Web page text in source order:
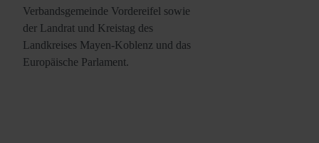
Verbandsgemeinde Vordereifel sowie
der Landrat und Kreistag des
Landkreises Mayen-Koblenz und das
Europäische Parlament.